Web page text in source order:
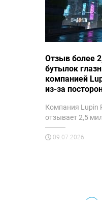
Отзыв более
бутылок
компанией
из-за
Компания Lupin
отзывает 2,5
09.07.2026